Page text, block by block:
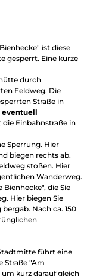
ist diese
gesperrt. Eine kurze
durch
Feldweg. Die
Straße in
eventuell
die Einbahnstraße in
Sperrung. Hier
biegen rechts ab.
stoßen. Hier
Wanderweg.
Bienhecke", die Sie
Hier biegen Sie
Nach ca. 150
führt eine
Straße "Am
kurz darauf gleich